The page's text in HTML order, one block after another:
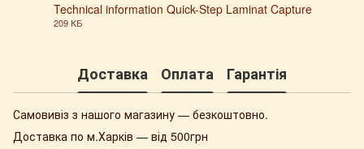
Technical information Quick-Step Laminat Capture
209 КБ
Доставка Оплата Гарантія
Самовивіз з нашого магазину — безкоштовно.
Доставка по м.Харків — від 500грн